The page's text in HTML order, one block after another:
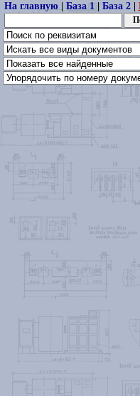
На главную| База 1| База 2|